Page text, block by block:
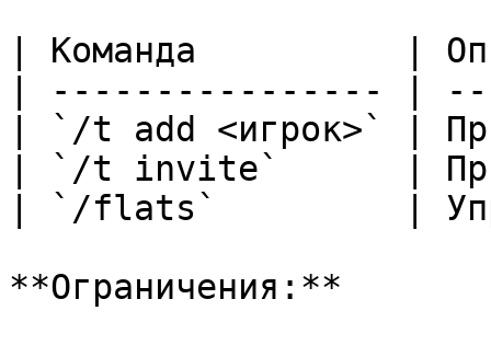
| Команда          |
| ---------------- |
| `/t add <игрок>` |
| `/t invite`      |
| `/flats`         |
**Ограничения:**